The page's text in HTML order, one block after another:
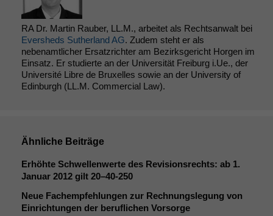
RA Dr. Martin Rauber, LL.M., arbeitet als Rechtsanwalt bei
Eversheds Sutherland AG. Zudem steht er als
nebenamtlicher Ersatzrichter am Bezirksgericht Horgen im
Einsatz. Er studierte an der Universität Freiburg i.Ue., der
Université Libre de Bruxelles sowie an der University of
Edinburgh (LL.M. Commercial Law).
Ähnliche Beiträge
Erhöhte Schwellenwerte des Revisionsrechts: ab 1.
Januar 2012 gilt 20–40-250
Neue Fachempfehlungen zur Rechnungslegung von
Einrichtungen der beruflichen Vorsorge
Notwendige